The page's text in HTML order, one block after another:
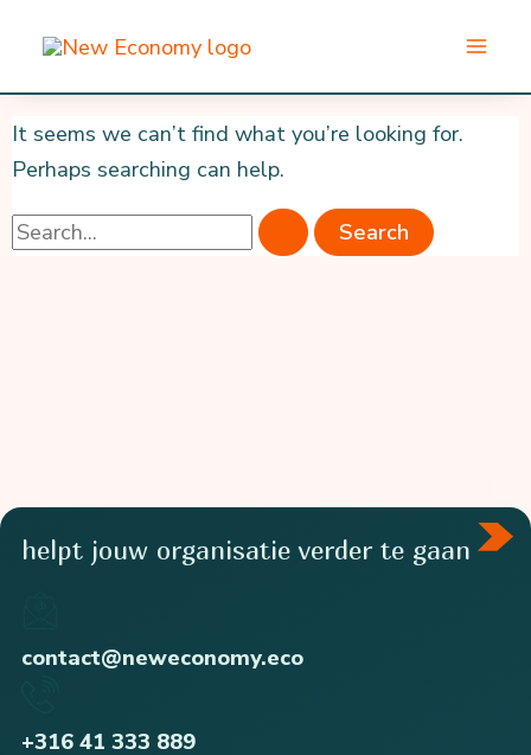
content
It seems we can’t find what you’re looking for.
Perhaps searching can help.
Search
helpt jouw organisatie verder te gaan
contact@neweconomy.eco
+316 41 333 889